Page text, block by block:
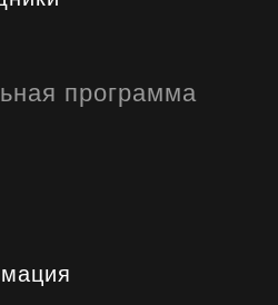
программа